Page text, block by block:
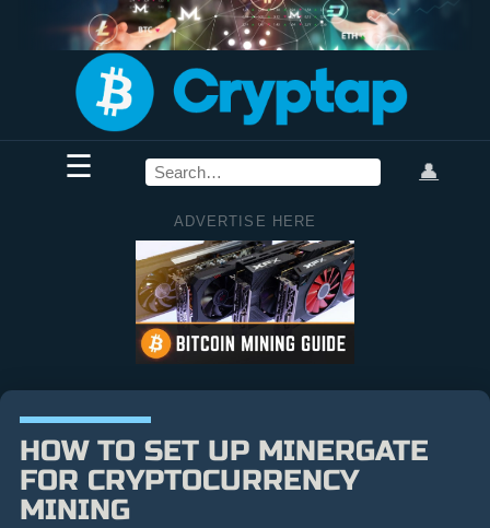
☰ 👤
ADVERTISE HERE
HOW TO SET UP MINERGATE
FOR CRYPTOCURRENCY
MINING